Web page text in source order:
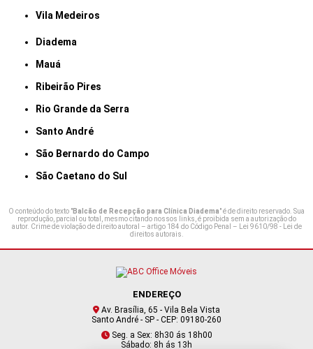
Vila Medeiros
Diadema
Mauá
Ribeirão Pires
Rio Grande da Serra
Santo André
São Bernardo do Campo
São Caetano do Sul
O conteúdo do texto "Balcão de Recepção para Clínica Diadema" é de direito reservado. Sua
reprodução, parcial ou total, mesmo citando nossos links, é proibida sem a autorização do
autor. Crime de violação de direito autoral – artigo 184 do Código Penal – Lei 9610/98 - Lei de
direitos autorais.
ENDEREÇO
Av. Brasília, 65 - Vila Bela Vista
Santo André - SP - CEP: 09180-260
Seg. a Sex: 8h30 ás 18h00
Sábado: 8h ás 13h